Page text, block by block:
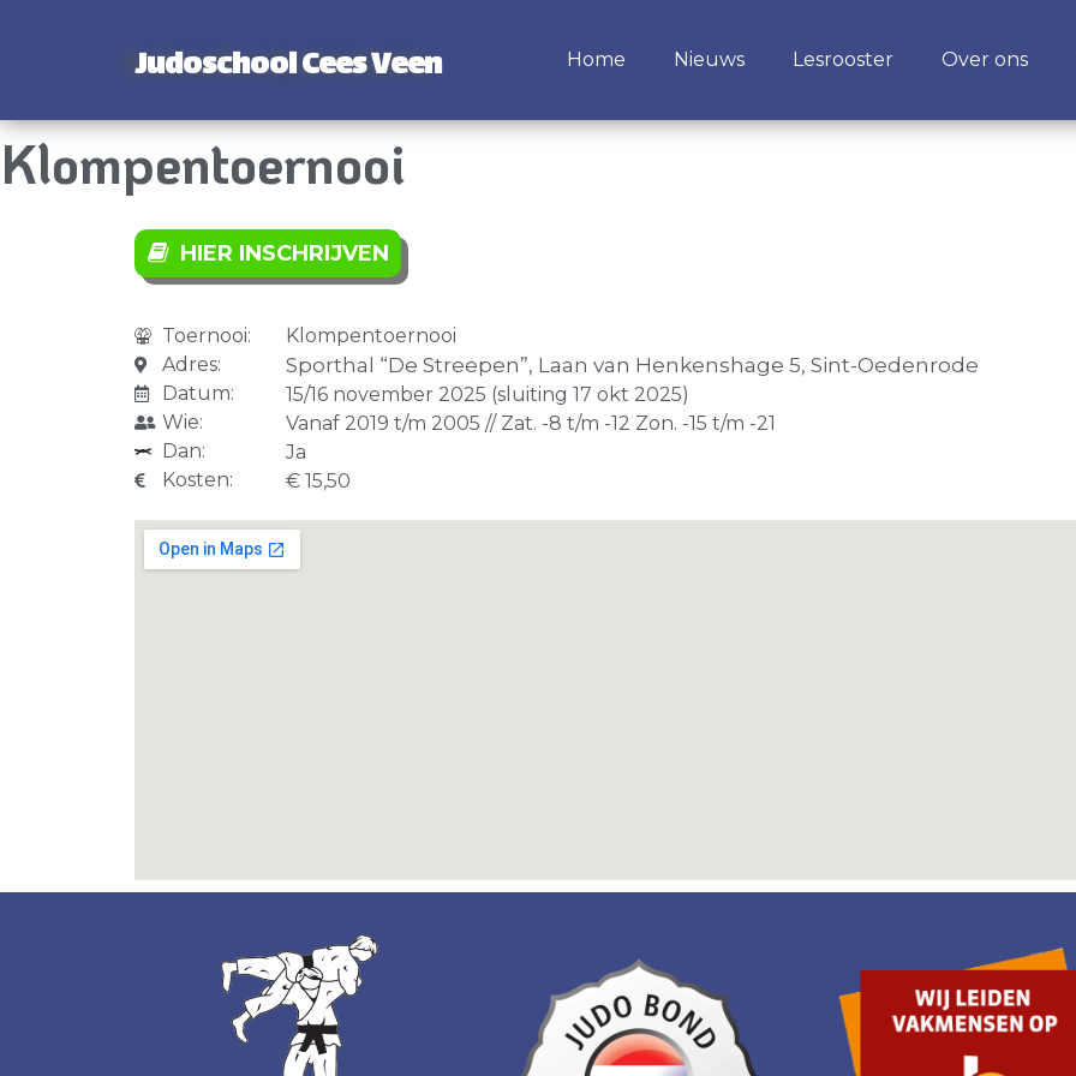
Judoschool Cees Veen Home Nieuws Lesrooster Over ons
Klompentoernooi
HIER INSCHRIJVEN
Toernooi:
Adres:
Datum:
Wie:
Dan:
Kosten:
Klompentoernooi
Sporthal “De Streepen”, Laan van Henkenshage 5, Sint-Oedenrode
15/16 november 2025 (sluiting 17 okt 2025)
Vanaf 2019 t/m 2005 // Zat. -8 t/m -12 Zon. -15 t/m -21
Ja
€ 15,50